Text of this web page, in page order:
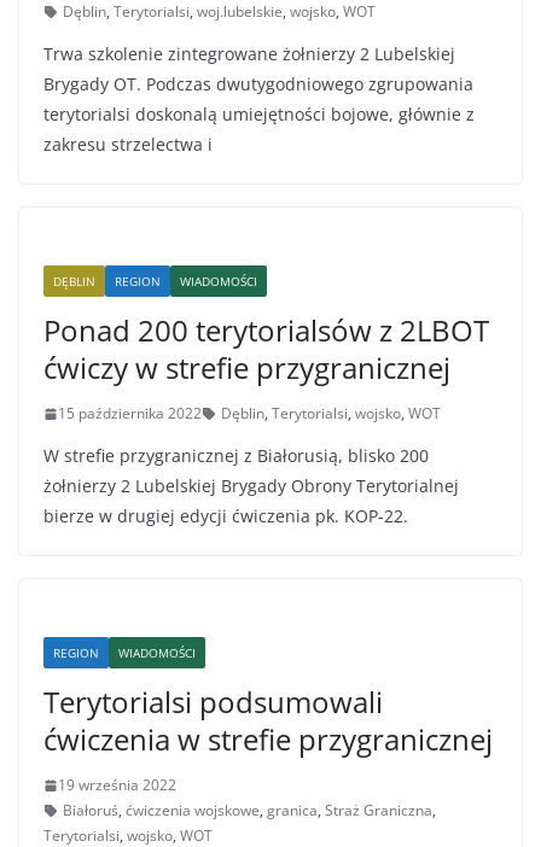
Dęblin, Terytorialsi, woj.lubelskie, wojsko, WOT
Trwa szkolenie zintegrowane żołnierzy 2 Lubelskiej
Brygady OT. Podczas dwutygodniowego zgrupowania
terytorialsi doskonalą umiejętności bojowe, głównie z
zakresu strzelectwa i
DĘBLIN REGION WIADOMOŚCI
Ponad 200 terytorialsów z 2LBOT
ćwiczy w strefie przygranicznej
15 października 2022 Dęblin, Terytorialsi, wojsko, WOT
W strefie przygranicznej z Białorusią, blisko 200
żołnierzy 2 Lubelskiej Brygady Obrony Terytorialnej
bierze w drugiej edycji ćwiczenia pk. KOP-22.
REGION WIADOMOŚCI
Terytorialsi podsumowali
ćwiczenia w strefie przygranicznej
19 września 2022
Białoruś, ćwiczenia wojskowe, granica, Straż Graniczna,
Terytorialsi, wojsko, WOT